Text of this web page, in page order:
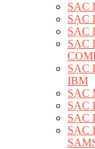
SẠC
SẠC
SẠC
SẠC
SẠC
IBM
SẠC
SẠC
SẠC
SẠC